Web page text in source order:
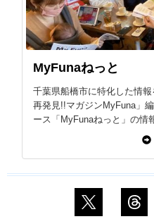
MyFunaねっと
千葉県船橋市に特化した情
再発見!!マガジンMyFuna」
ース「MyFunaねっと」の情